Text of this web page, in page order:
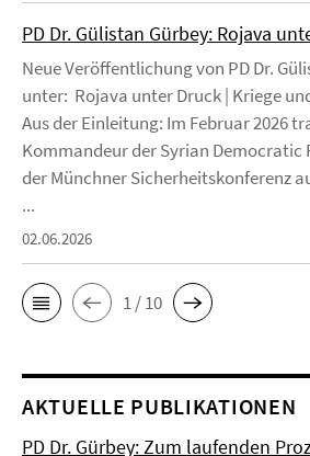
PD Dr. Gülistan Gürbey: Rojava
Neue Veröffentlichung von PD Dr.
unter: Rojava unter Druck | Kriege
Aus der Einleitung: Im Februar 2026
Kommandeur der Syrian Democratic
der Münchner Sicherheitskonferenz
...
02.06.2026
1 / 10
AKTUELLE PUBLIKATIONEN
PD Dr. Gürbey: Zum laufenden